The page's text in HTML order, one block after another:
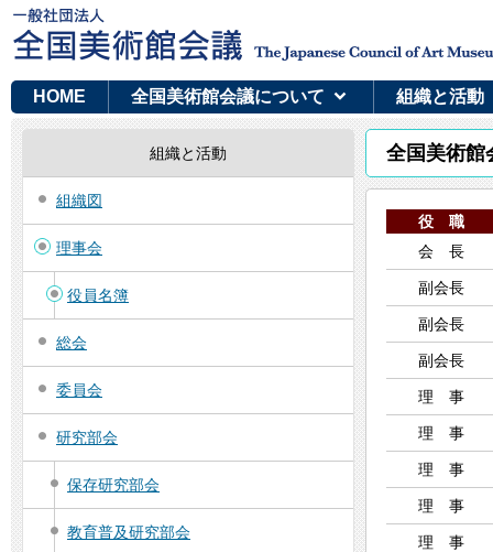
HOME 全国美術館会議について 組織と活動
組織と活動
組織図
理事会
役員名簿
総会
委員会
研究部会
保存研究部会
教育普及研究部会
全国美術館
役 職
会 長
副会長
副会長
副会長
理 事
理 事
理 事
理 事
理 事